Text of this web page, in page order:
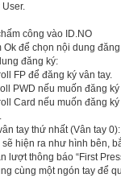
công vào ID.NO
Ok để chọn nội dung
đăng ký:
FP để đăng ký vân tay.
PWD nếu muốn đăng
Card nếu muốn đăng ký
tay thứ nhất (Vân tay 0):
hiện ra như hình bên,
lượt thông báo “First
cùng một ngón tay để